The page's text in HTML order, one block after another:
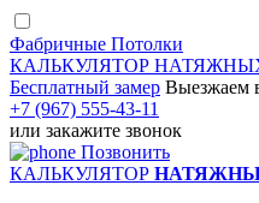
Фабричные Потолки
КАЛЬКУЛЯТОР
Бесплатный замер Выезжаем
+7 (967) 555-43-11
или закажите звонок
Позвонить
КАЛЬКУЛЯТОР